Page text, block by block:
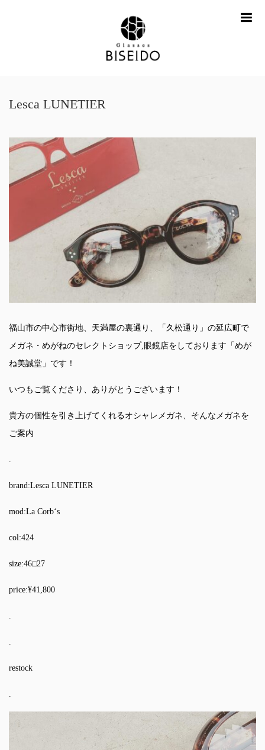
Lesca LUNETIER
福山市の中心市街地、天満屋の裏通り、「久松通り」の延広町で
メガネ・めがねのセレクトショップ,眼鏡店をしております「めが
ね美誠堂」です！
いつもご覧くださり、ありがとうございます！
貴方の個性を引き上げてくれるオシャレメガネ、そんなメガネを
ご案内
.
brand:Lesca LUNETIER
mod:La Corb‘s
col:424
size:46□27
price:¥41,800
.
.
restock
.